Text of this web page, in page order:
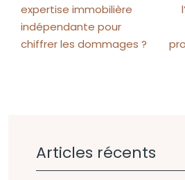
expertise immobilière
indépendante pour
chiffrer les dommages ?
Articles récents